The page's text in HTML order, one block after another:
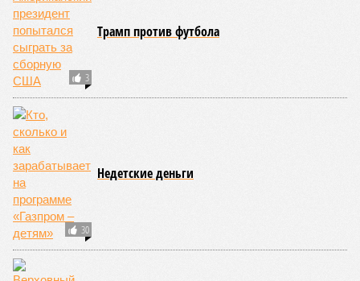
«Станция Л» продолжают ждать от компании Capital Group начала
реальной достройки (изображение сгенерировано ИИ)
Пока в Ярославском районе СВАО дольщики «Сказочного леса»
уже получают ключи – в мае 2026 года были получены
заключение о соответствии проектной документации и
разрешение на ввод жилищного комплекса в эксплуатацию –
совсем недалеко, в паре станций метро южнее, на Люблинской
улице, картина, можно сказать, прямо противоположная.
ЖК «Светлый мир «Станция Л»: та же группа компаний-
банкрот Seven Suns Development, та жеанонсированная
схема достройки через Capital Group осенью 2024 года, но